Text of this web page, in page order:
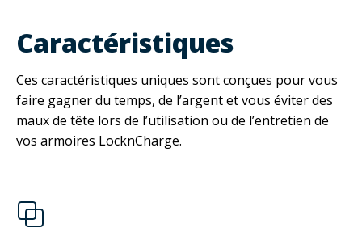
Caractéristiques
Ces caractéristiques uniques sont conçues pour vous
faire gagner du temps, de l’argent et vous éviter des
maux de tête lors de l’utilisation ou de l’entretien de
vos armoires LocknCharge.